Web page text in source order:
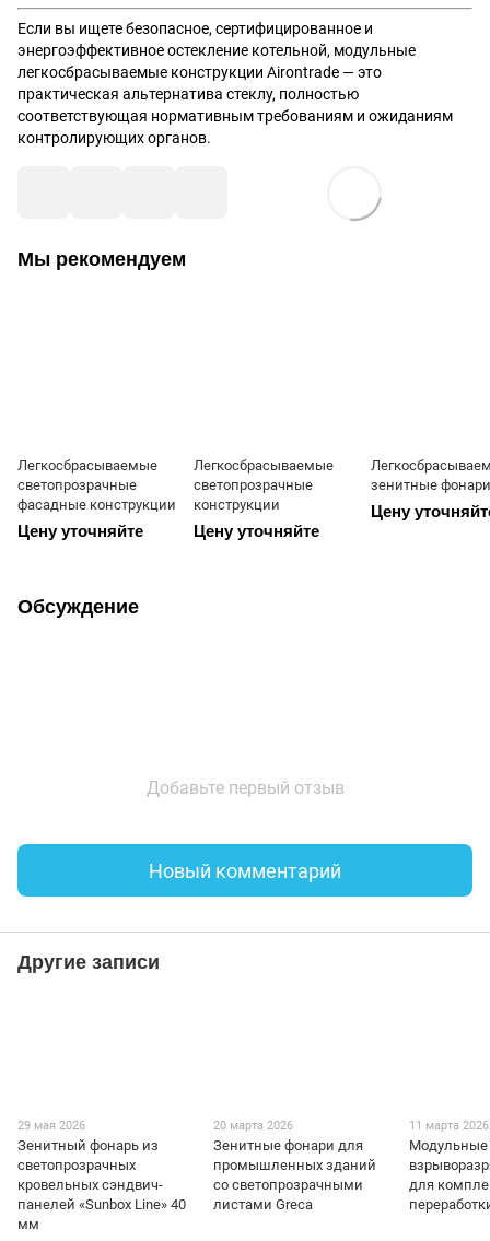
Если вы ищете безопасное, сертифицированное и
энергоэффективное остекление котельной, модульные
легкосбрасываемые конструкции Airontrade — это
практическая альтернатива стеклу, полностью
соответствующая нормативным требованиям и ожиданиям
контролирующих органов.
Мы рекомендуем
Легкосбрасываемые
светопрозрачные
фасадные конструкции
Цену уточняйте
Легкосбрасываемые
светопрозрачные
конструкции
Цену уточняйте
зенитные фонари
Цену
Обсуждение
Добавьте первый отзыв
Новый комментарий
Другие записи
29 мая 2026
Зенитный фонарь из
светопрозрачных
кровельных сэндвич-
панелей «Sunbox Line» 40
мм
20 марта 2026
Зенитные фонари для
промышленных зданий
со светопрозрачными
листами Greca
11 марта 2026
для